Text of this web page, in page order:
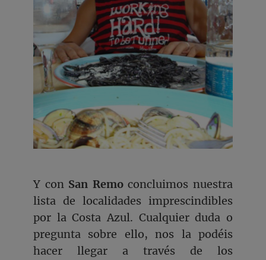
Y con San Remoconcluimos nuestra
lista de localidades imprescindibles
por la Costa Azul. Cualquier duda o
pregunta sobre ello, nos la podéis
hacer llegar a través de los